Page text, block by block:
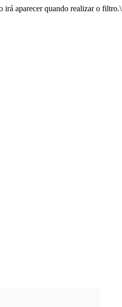
irá aparecer quando realizar o filtro.\